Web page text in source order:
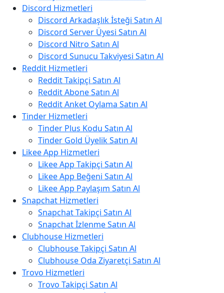
Discord Hizmetleri
Discord Arkadaşlık İsteği Satın Al
Discord Server Üyesi Satın Al
Discord Nitro Satın Al
Discord Sunucu Takviyesi Satın Al
Reddit Hizmetleri
Reddit Takipçi Satın Al
Reddit Abone Satın Al
Reddit Anket Oylama Satın Al
Tinder Hizmetleri
Tinder Plus Kodu Satın Al
Tinder Gold Üyelik Satın Al
Likee App Hizmetleri
Likee App Takipçi Satın Al
Likee App Beğeni Satın Al
Likee App Paylaşım Satın Al
Snapchat Hizmetleri
Snapchat Takipçi Satın Al
Snapchat İzlenme Satın Al
Clubhouse Hizmetleri
Clubhouse Takipçi Satın Al
Clubhouse Oda Ziyaretçi Satın Al
Trovo Hizmetleri
Trovo Takipçi Satın Al